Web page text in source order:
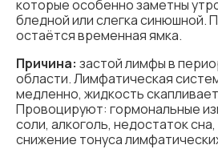
которые особенно заметны
бледной или слегка синюшной.
остаётся временная ямка.
Причина: застой лимфы в
области. Лимфатическая
медленно, жидкость
Провоцируют: гормональные
соли, алкоголь, недостаток
снижение тонуса